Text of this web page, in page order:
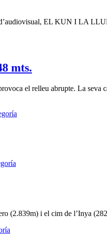
EL KUN I LA
mts.
el relleu abrupte. La
(2.839m) i el cim de l’Inya